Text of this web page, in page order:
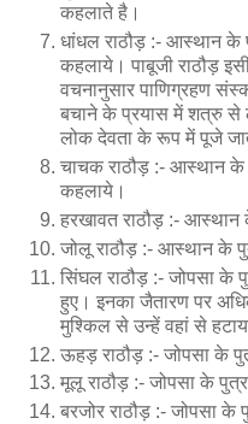
कहलाते है।
धांधल राठौड़ :- आस्थान के
कहलाये। पाबूजी राठौड़
वचनानुसार पाणिग्रहण
बचाने के प्रयास में शत्रु से
लोक देवता के रूप में पूजे
चाचक राठौड़ :- आस्थान
कहलाये।
हरखावत राठौड़ :-
जोलू राठौड़ :- आस्थान के
सिंघल राठौड़ :- जोपसा के
हुए। इनका जैतारण पर
मुश्किल से उन्हें वहां से
ऊहड़ राठौड़ :- जोपसा के
मूलू राठौड़ :- जोपसा के
बरजोर राठौड़ :- जोपसा